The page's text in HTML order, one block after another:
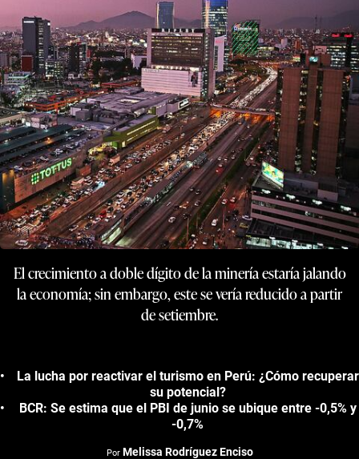
El crecimiento a doble dígito de la minería estaría jalando
la economía; sin embargo, este se vería reducido a partir
de setiembre.
La lucha por reactivar el turismo en Perú: ¿Cómo recuperar
su potencial?
BCR: Se estima que el PBI de junio se ubique entre -0,5% y
-0,7%
Por Melissa Rodríguez Enciso